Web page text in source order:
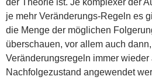
je mehr Veränderungs-Regeln es
die Menge der möglichen
überschauen, vor allem auch
Veränderungsregeln immer wieder
Nachfolgezustand angewendet